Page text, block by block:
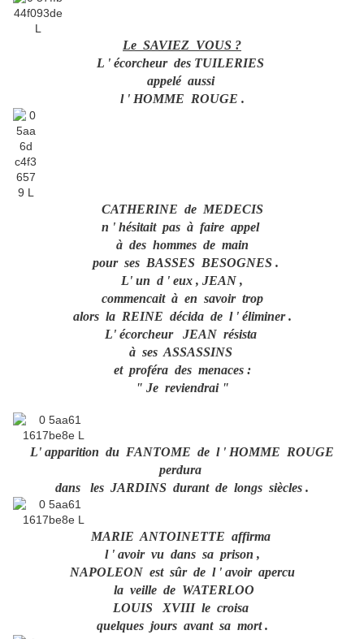
Le SAVIEZ VOUS ?
L ' écorcheur des TUILERIES
appelé aussi
l ' HOMME ROUGE .
CATHERINE de MEDECIS
n ' hésitait pas à faire appel
à des hommes de main
pour ses BASSES BESOGNES .
L' un d ' eux , JEAN ,
commencait à en savoir trop
alors la REINE décida de l ' éliminer .
L' écorcheur JEAN résista
à ses ASSASSINS
et proféra des menaces :
" Je reviendrai "
L' apparition du FANTOME de l ' HOMME ROUGE
perdura
dans les JARDINS durant de longs siècles .
MARIE ANTOINETTE affirma
l ' avoir vu dans sa prison ,
NAPOLEON est sûr de l ' avoir apercu
la veille de WATERLOO
LOUIS XVIII le croisa
quelques jours avant sa mort .